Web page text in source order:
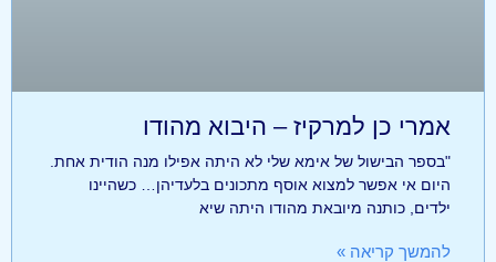
אמרי כן למרקיז – היבוא מהודו
"בספר הבישול של אימא שלי לא היתה אפילו מנה הודית אחת.
היום אי אפשר למצוא אוסף מתכונים בלעדיהן… כשהיינו
ילדים, כותנה מיובאת מהודו היתה שיא
להמשך קריאה »